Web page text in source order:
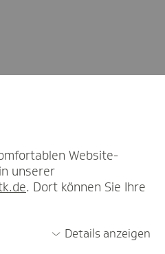
Website-
unserer
. Dort können Sie Ihre
Details anzeigen